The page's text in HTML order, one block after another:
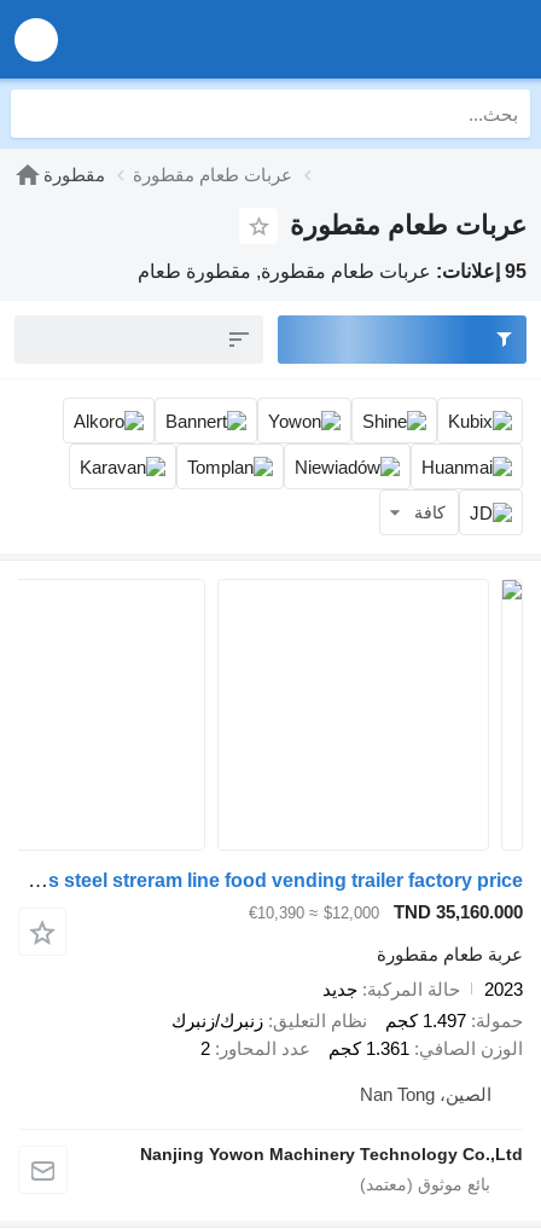
مقطورة عربات طعام مقطورة
عربات طعام مقطورة
95 إعلانات: عربات طعام مقطورة, مقطورة طعام
كافة
Yowon Stainless steel streram line food vending trailer factory price
TND 35,160.000
$12,000
≈ €10,390
عربة طعام مقطورة
2023
حالة المركبة جديد
حمولة 1.497 كجم نظام التعليق زنبرك/زنبرك
الوزن الصافي 1.361 كجم عدد المحاور 2
الصين، Nan Tong
Nanjing Yowon Machinery Technology Co.,Ltd